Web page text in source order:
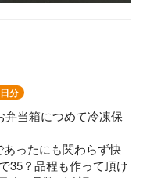
分
当箱につめて冷凍保
ったにも関わらず快
35？品程も作って頂け
な品数が確認でき